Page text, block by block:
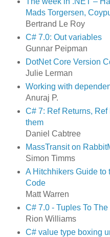
Mads Torgersen,
Bertrand Le Roy
C# 7.0: Out variables
Gunnar Peipman
DotNet Core Version
Julie Lerman
Working with
Anuraj P.
C# 7: Ref Returns,
them
Daniel Cabtree
MassTransit on
Simon Timms
A Hitchhikers Guide to
Code
Matt Warren
C# 7.0 - Tuples To The
Rion Williams
C# value type boxing